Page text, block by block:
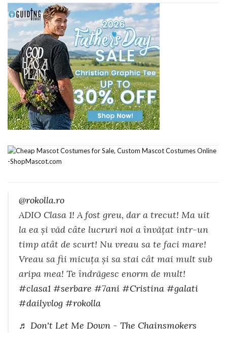
@rokolla.ro
ADIO Clasa 1! A fost greu, dar a trecut! Ma uit
la ea și văd câte lucruri noi a învățat intr-un
timp atât de scurt! Nu vreau sa te faci mare!
Vreau sa fii micuța și sa stai cât mai mult sub
aripa mea! Te îndrăgesc enorm de mult!
#clasa1 #serbare #7ani #Cristina #galati
#dailyvlog #rokolla
♬ Don't Let Me Down - The Chainsmokers